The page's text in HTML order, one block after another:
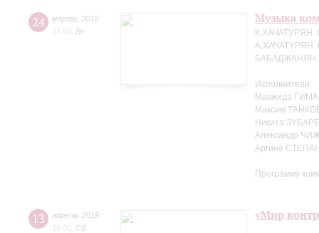
24 марта
2019
15:00 Вс
Музыка
К.ХАЧАТУРЯН.
А.ХАЧАТУРЯН.
БАБАДЖАНЯН.
Исполнители:
Мавжида
Максим
Никита
Александр
Аргине
Программу
13 апреля 2019
16:00 Сб
«Мир